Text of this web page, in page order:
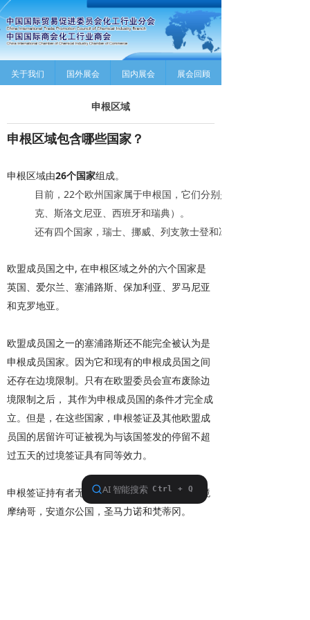
关于我们 国外展会 国内展会 展会回顾
申根区域
申根区域包含哪些国家？
申根区域由26个国家组成。
目前， 22个欧州国家属于申根国，它们分别是：奥地利、比利
克、斯洛文尼亚、西班牙和瑞典）。
还有四个国家，瑞士、挪威、列支敦士登和冰岛，虽然它们不
欧盟成员国之中, 在申根区域之外的六个国家是
英国、爱尔兰、塞浦路斯、保加利亚、罗马尼亚
和克罗地亚。
欧盟成员国之一的塞浦路斯还不能完全被认为是
申根成员国家。因为它和现有的申根成员国之间
还存在边境限制。只有在欧盟委员会宣布废除边
境限制之后， 其作为申根成员国的条件才完全成
立。但是，在这些国家，申根签证及其他欧盟成
员国的居留许可证被视为与该国签发的停留不超
过五天的过境签证具有同等效力。
申根签证持有者无需办理任何手续，可直接入境
摩纳哥，安道尔公国，圣马力诺和梵蒂冈。